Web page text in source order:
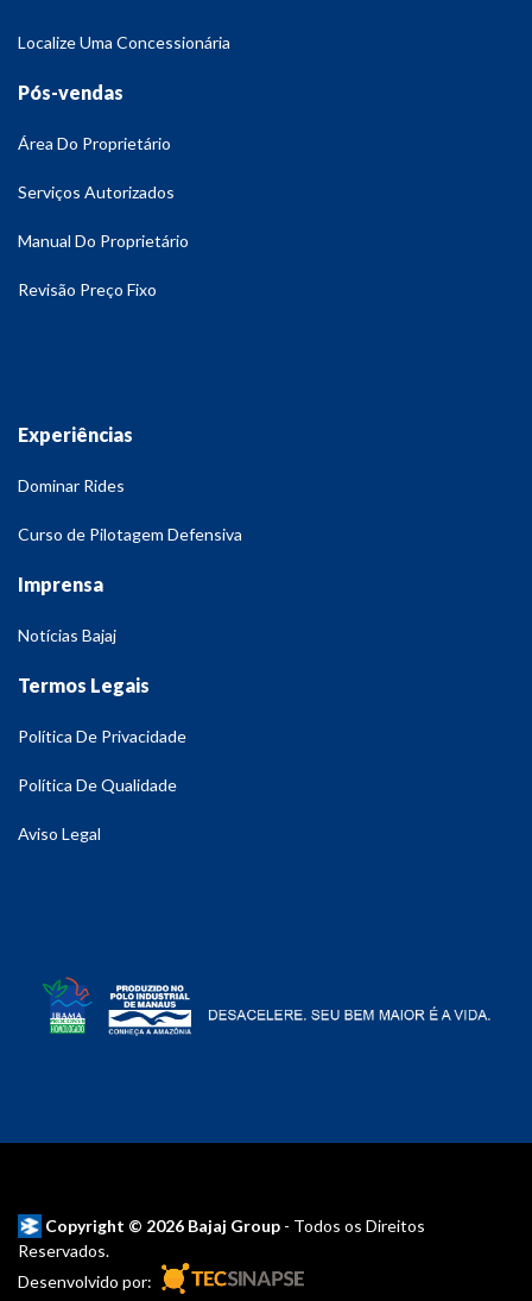
Localize Uma Concessionária
Pós-vendas
Área Do Proprietário
Serviços Autorizados
Manual Do Proprietário
Revisão Preço Fixo
Experiências
Dominar Rides
Curso de Pilotagem Defensiva
Imprensa
Notícias Bajaj
Termos Legais
Política De Privacidade
Política De Qualidade
Aviso Legal
Copyright © 2026 Bajaj Group - Todos os Direitos
Reservados.
Desenvolvido por: